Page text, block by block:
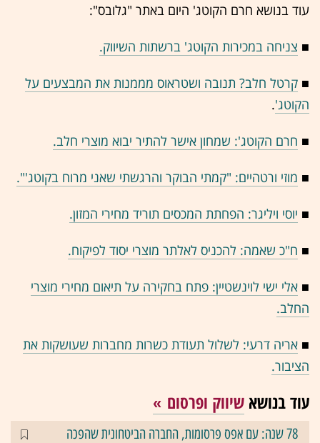
עוד בנושא חרם הקוטג' היום באתר "גלובס":
■ צניחה במכירות הקוטג' ברשתות השיווק.
■ קרטל חלב? תנובה ושטראוס מממנות את המבצעים על
הקוטג'.
■ חרם הקוטג': שמחון אישר להתיר יבוא מוצרי חלב.
■ מוזי ורטהיים: "קמתי הבוקר והרגשתי שאני מרוח בקוטג'".
■ יוסי ויליגר: הפחתת המכסים תוריד מחירי המזון.
■ ח"כ שאמה: להכניס לאלתר מוצרי יסוד לפיקוח.
■ אלי ישי לוינשטיין: פתח בחקירה על תיאום מחירי מוצרי
החלב.
■ אריה דרעי: לשלול תעודת כשרות מחברות שעושקות את
הציבור.
עוד בנושא שיווק ופרסום
78 שנה: עם אפס פרסומות, החברה הביטחונית שהפכה